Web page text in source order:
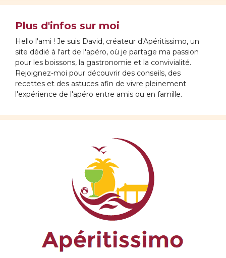
Plus d'infos sur moi
Hello l'ami ! Je suis David, créateur d'Apéritissimo, un
site dédié à l'art de l'apéro, où je partage ma passion
pour les boissons, la gastronomie et la convivialité.
Rejoignez-moi pour découvrir des conseils, des
recettes et des astuces afin de vivre pleinement
l'expérience de l'apéro entre amis ou en famille.